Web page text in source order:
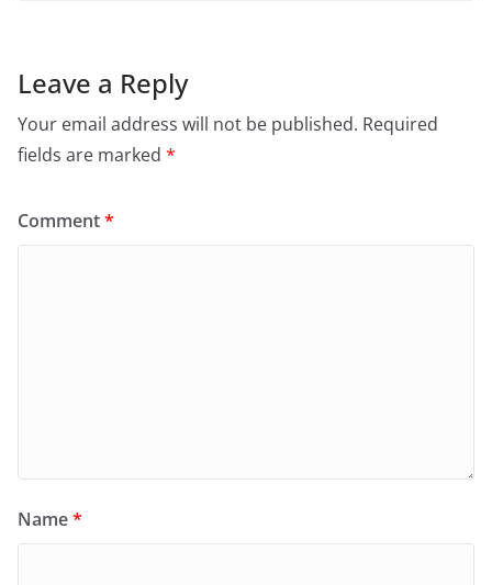
Leave a Reply
Your email address will not be published. Required
fields are marked *
Comment*
Name*